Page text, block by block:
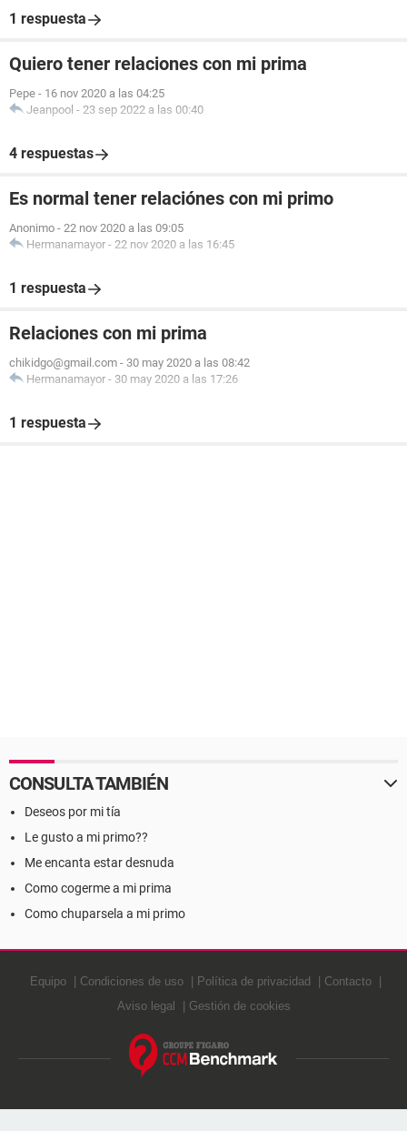
1 respuesta
Quiero tener relaciones con mi prima
Pepe - 16 nov 2020 a las 04:25
Jeanpool - 23 sep 2022 a las 00:40
4 respuestas
Es normal tener relaciónes con mi primo
Anonimo - 22 nov 2020 a las 09:05
Hermanamayor - 22 nov 2020 a las 16:45
1 respuesta
Relaciones con mi prima
chikidgo@gmail.com - 30 may 2020 a las 08:42
Hermanamayor - 30 may 2020 a las 17:26
1 respuesta
CONSULTA TAMBIÉN
Deseos por mi tía
Le gusto a mi primo??
Me encanta estar desnuda
Como cogerme a mi prima
Como chuparsela a mi primo
Equipo Condiciones de uso Política de privacidad
Contacto
Aviso legal
Gestión de cookies